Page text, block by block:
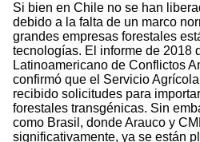
Si bien en Chile no se han
debido a la falta de un marco
grandes empresas forestales
tecnologías. El informe de 2018
Latinoamericano de Conflictos
confirmó que el Servicio
recibido solicitudes para
forestales transgénicas. Sin
como Brasil, donde Arauco y
significativamente, ya se están